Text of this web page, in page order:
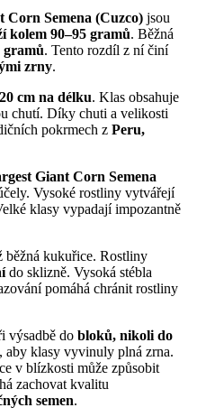
Semena (Cuzco) jsou
kolem 90–95 gramů. Běžná
gramů. Tento rozdíl z ní činí
zrny.
cm na délku. Klas obsahuje
chutí. Díky chuti a velikosti
pokrmech z Peru,
Giant Corn Semena
Vysoké rostliny vytvářejí
klasy vypadají impozantně
běžná kukuřice. Rostliny
do sklizně. Vysoká stébla
pomáhá chránit rostliny
výsadbě do bloků, nikoli do
aby klasy vyvinuly plná zrna.
v blízkosti může způsobit
zachovat kvalitu
semen.